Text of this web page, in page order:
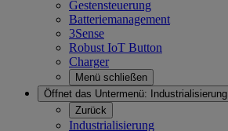
Gestensteuerung
Batteriemanagement
3Sense
Robust IoT Button
Charger
Menü schließen
Öffnet das Untermenü:
Industrialisierung
Zurück
Industrialisierung